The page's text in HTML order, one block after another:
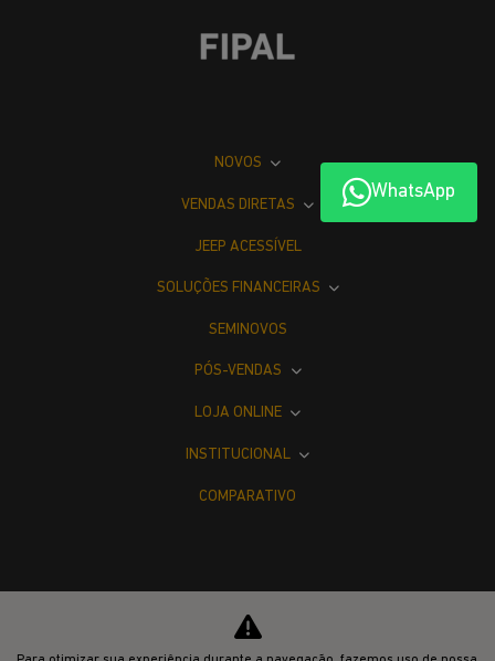
WhatsApp
NOVOS
VENDAS DIRETAS
JEEP ACESSÍVEL
SOLUÇÕES FINANCEIRAS
SEMINOVOS
PÓS-VENDAS
LOJA ONLINE
INSTITUCIONAL
COMPARATIVO
Desacelere. Seu bem maior é a vida.